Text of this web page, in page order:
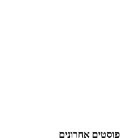
פוסטים אחרונים